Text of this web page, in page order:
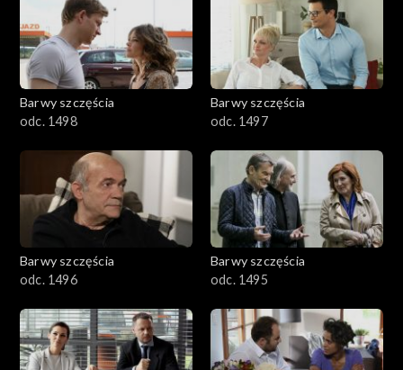
2801–2900
2701–2800
2501–2600
2401–2500
2301–2400
2201–2300
2101–2200
Barwy szczęścia
odc. 1498
Barwy szczęścia
odc. 1497
Barwy szczęścia
odc. 1496
Barwy szczęścia
odc. 1495